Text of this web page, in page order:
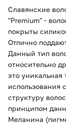
Славянские
"Premium" -
покрыты
Отлично
Данный тип
относительно
это уникальная
использования
структуру
принципом
Меланина